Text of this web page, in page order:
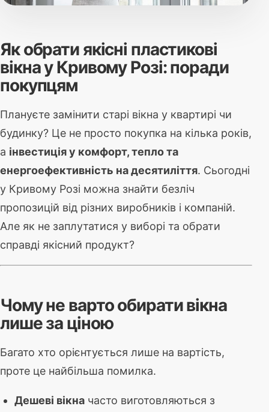
Як обрати якісні пластикові
вікна у Кривому Розі: поради
покупцям
Плануєте замінити старі вікна у квартирі чи
будинку? Це не просто покупка на кілька років,
а інвестиція у комфорт, тепло та
енергоефективність на десятиліття. Сьогодні
у Кривому Розі можна знайти безліч
пропозицій від різних виробників і компаній.
Але як не заплутатися у виборі та обрати
справді якісний продукт?
Чому не варто обирати вікна
лише за ціною
Багато хто орієнтується лише на вартість,
проте це найбільша помилка.
Дешеві вікна часто виготовляються з